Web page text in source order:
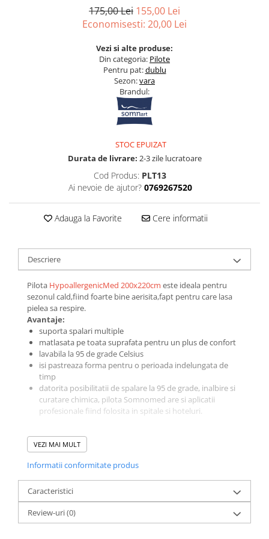
Tipul cearceafului de pat
Normal - fara elastic
Alba
Neagra
Galbena
Rosie
Verde
Cu flori
Uni (1-2 culori)
Cu dungi
Cu inimioare
Cu pisici
Cu Animal Print
175,00 Lei 155,00 Lei
Economisesti: 20,00 Lei
Vezi si alte produse:
Din categoria: Pilote
Pentru pat:dublu
Sezon:vara
Brandul:
STOC EPUIZAT
Durata de livrare: 2-3 zile lucratoare
Cod Produs: PLT13
Ai nevoie de ajutor? 0769267520
Adauga la Favorite Cere informatii
Descriere
Pilota HypoallergenicMed 200x220cm este ideala pentru
sezonul cald,fiind foarte bine aerisita,fapt pentru care lasa
pielea sa respire.
Avantaje:
suporta spalari multiple
matlasata pe toata suprafata pentru un plus de confort
lavabila la 95 de grade Celsius
isi pastreaza forma pentru o perioada indelungata de
timp
datorita posibilitatii de spalare la 95 de grade, inalbire si
curatare chimica, pilota Somnomed are si aplicatii
profesionale fiind folosita in spitale si hoteluri.
Compozitie:
material umplutura:100% fibre poliester conjugate,
material fete: microfibra lavabila la 95 de grade foarte
moale si placuta la atingere
Recomandari de utilizare:
recomandam expunerea saptamanala a produselor
Somnart®la aer curat si aerisirea lor cand sunt scoase
VEZI MAI MULT
Informatii conformitate produs
Caracteristici
Review-uri(0)